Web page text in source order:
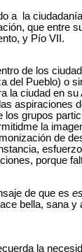
a la
que entre
y Pío VII.
de los
del Pueblo) o
la ciudad en
aspiraciones
grupos
la
de
porque
de que es
bella, sana
la